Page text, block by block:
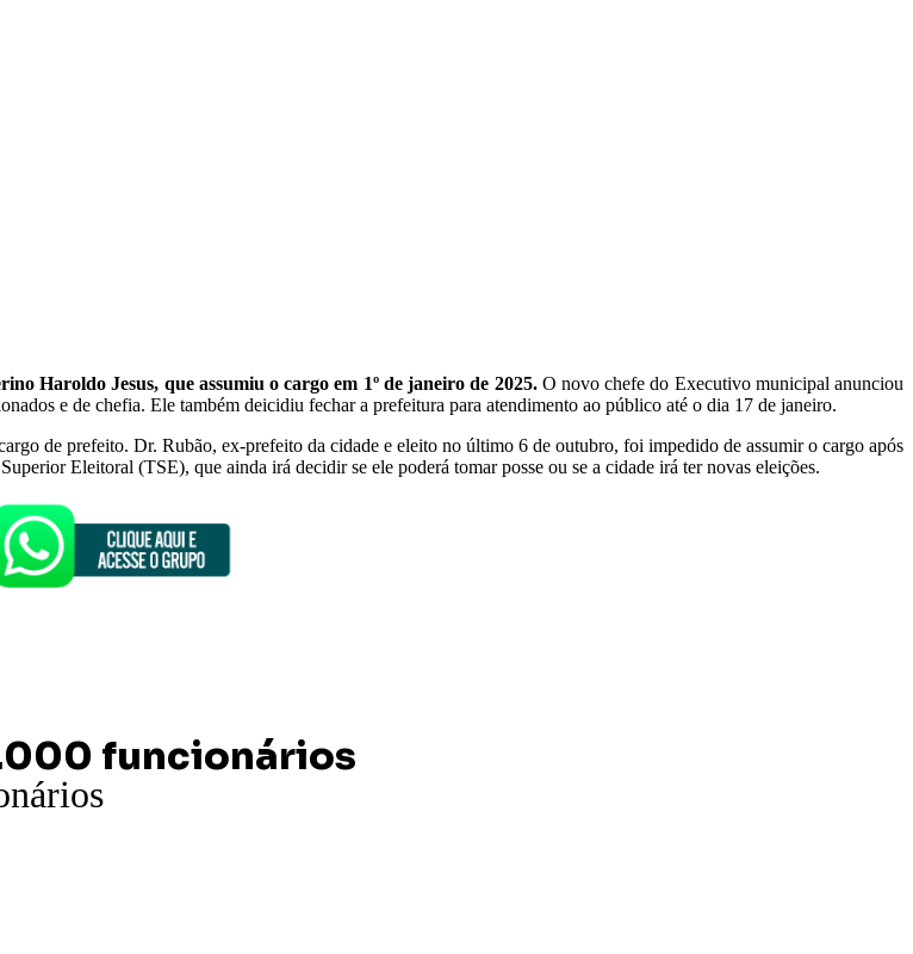
Haroldo Jesus, que assumiu o cargo em 1º de janeiro de 2025.O novo chefe do Executivo municipal anunciou
e de chefia. Ele também deicidiu fechar a prefeitura para atendimento ao público até o dia 17 de janeiro.
de prefeito. Dr. Rubão, ex-prefeito da cidade e eleito no último 6 de outubro, foi impedido de assumir o cargo após
Eleitoral (TSE), que ainda irá decidir se ele poderá tomar posse ou se a cidade irá ter novas eleições.
funcionários